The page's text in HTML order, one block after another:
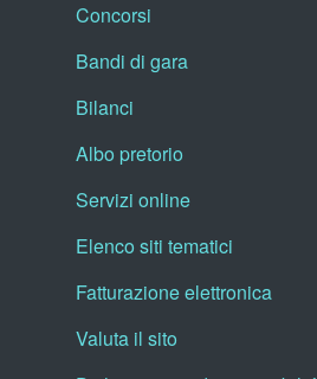
Concorsi
Bandi di gara
Bilanci
Albo pretorio
Servizi online
Elenco siti tematici
Fatturazione elettronica
Valuta il sito